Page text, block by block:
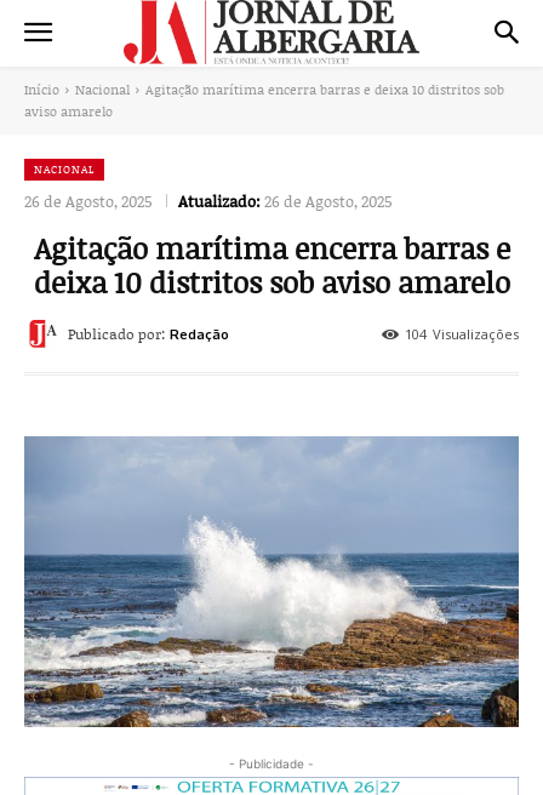
Início Nacional
Agitação marítima encerra barras e deixa 10 distritos sob
aviso amarelo
NACIONAL
26 de Agosto, 2025 Atualizado:26 de Agosto, 2025
Agitação marítima encerra barras e
deixa 10 distritos sob aviso amarelo
104 Visualizações
Publicado por: Redação
- Publicidade -